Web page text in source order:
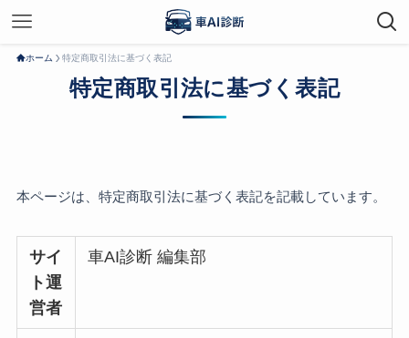
ホーム 特定商取引法に基づく表記
特定商取引法に基づく表記
本ページは、特定商取引法に基づく表記を記載しています。
サイ
ト運
営者
車AI診断 編集部